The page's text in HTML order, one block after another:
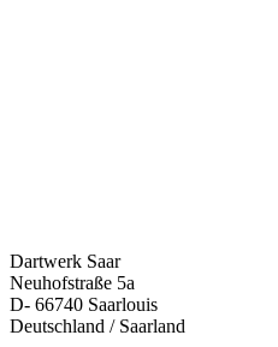
Dartwerk Saar
Neuhofstraße 5a
D- 66740 Saarlouis
Deutschland / Saarland